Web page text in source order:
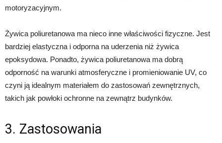
motoryzacyjnym.
Żywica poliuretanowa ma nieco inne właściwości fizyczne. Jest
bardziej elastyczna i odporna na uderzenia niż żywica
epoksydowa. Ponadto, żywica poliuretanowa ma dobrą
odporność na warunki atmosferyczne i promieniowanie UV, co
czyni ją idealnym materiałem do zastosowań zewnętrznych,
takich jak powłoki ochronne na zewnątrz budynków.
3. Zastosowania